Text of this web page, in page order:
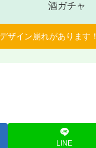
酒ガチャ
ザイン崩れがあります！
LINE